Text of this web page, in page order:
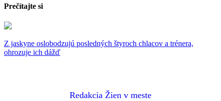
Prečítajte si
Z jaskyne oslobodzujú posledných štyroch chlacov a trénera,
ohrozuje ich dážď
Redakcia Žien v meste